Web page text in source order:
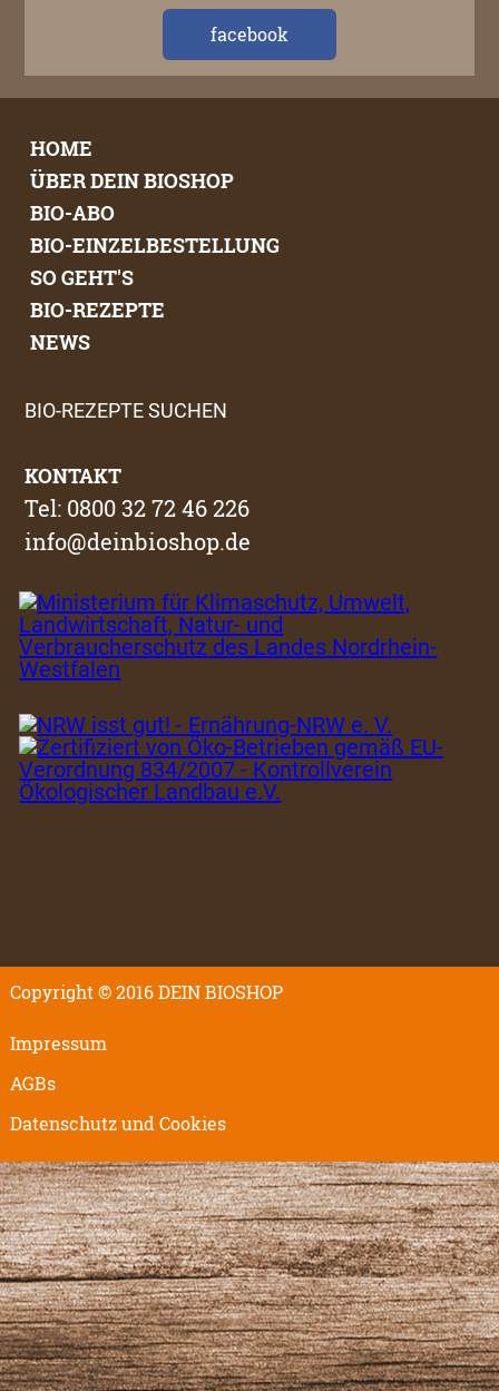
facebook
HOME
ÜBER DEIN BIOSHOP
BIO-ABO
BIO-EINZELBESTELLUNG
SO GEHT'S
BIO-REZEPTE
NEWS
BIO-REZEPTE SUCHEN
KONTAKT
Tel: 0800 32 72 46 226
info@deinbioshop.de
Copyright © 2016 DEIN BIOSHOP
Impressum
AGBs
Datenschutz und Cookies